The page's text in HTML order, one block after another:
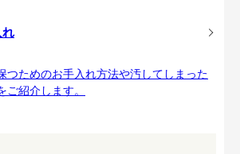
つためのお手入れ方法や汚してしまった
紹介します。